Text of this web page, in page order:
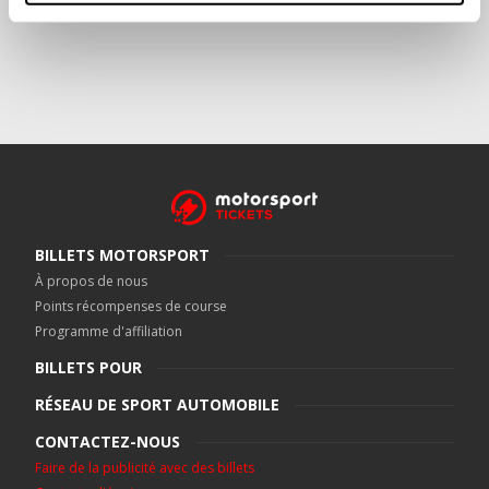
BILLETS MOTORSPORT
À propos de nous
Points récompenses de course
Programme d'affiliation
BILLETS POUR
RÉSEAU DE SPORT AUTOMOBILE
CONTACTEZ-NOUS
Faire de la publicité avec des billets